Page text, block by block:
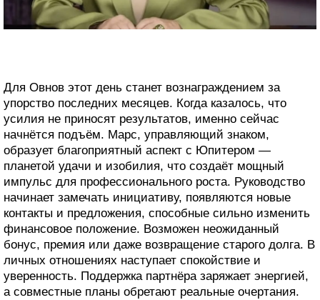
Для Овнов этот день станет вознаграждением за
упорство последних месяцев. Когда казалось, что
усилия не приносят результатов, именно сейчас
начнётся подъём. Марс, управляющий знаком,
образует благоприятный аспект с Юпитером —
планетой удачи и изобилия, что создаёт мощный
импульс для профессионального роста. Руководство
начинает замечать инициативу, появляются новые
контакты и предложения, способные сильно изменить
финансовое положение. Возможен неожиданный
бонус, премия или даже возвращение старого долга. В
личных отношениях наступает спокойствие и
уверенность. Поддержка партнёра заряжает энергией,
а совместные планы обретают реальные очертания.